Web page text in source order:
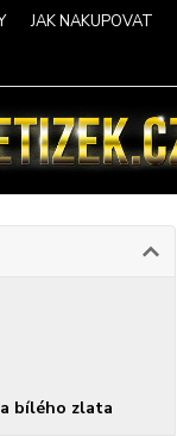
JAK NAKUPOVAT
bílého zlata